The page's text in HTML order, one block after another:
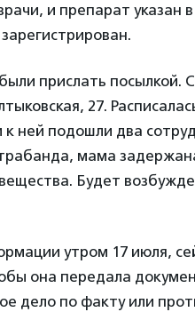
и препарат указан
прислать посылкой.
27.
к ней подошли два
мама
Будет
утром 17 июля,
она передала
дело по факту или